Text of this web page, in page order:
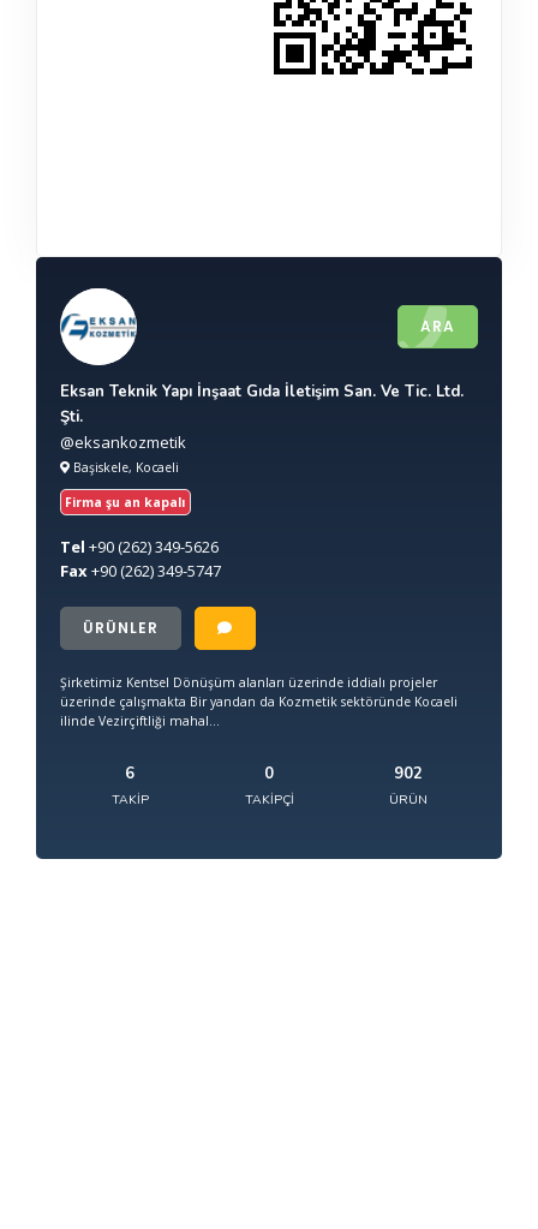
ARA
Eksan Teknik Yapı İnşaat Gıda İletişim San. Ve Tic. Ltd.
Şti.
@eksankozmetik
Başiskele, Kocaeli
Firma şu an kapalı
Tel +90(262) 349-5626
Fax+90(262) 349-5747
ÜRÜNLER
Şirketimiz Kentsel Dönüşüm alanları üzerinde iddialı projeler
üzerinde çalışmakta Bir yandan da Kozmetik sektöründe Kocaeli
ilinde Vezirçiftliği mahal...
6
TAKIP
0
TAKIPÇI
902
ÜRÜN